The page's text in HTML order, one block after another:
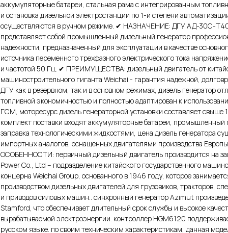
аккумуляторные батареи, стальная рама с интегрированным
и остановка дизельной электростанции по 1-й степени
осуществляются в ручном режиме. ✔ НАЗНАЧЕНИЕ: ДГУ АД-30С-
представляет собой промышленный дизельный генератор
надежности, предназначенный для эксплуатации в качестве
источника переменного трехфазного электрического тока
и частотой 50 Гц. ✔ ПРЕИМУЩЕСТВА: дизельный двигатель от
машиностроительного гиганта Weichai - гарантия надежной,
ДГУ как в резервном, так и в основном режимах, дизель генератор
топливной экономичностью и полностью адаптирован к
ГСМ, моторесурс дизель генераторной установки составляет свыше
комплект поставки входят аккумуляторные батареи, промышленный
заправка технологическими жидкостями, цена дизель генератора
импортных аналогов, оснащенных двигателями производства
ОСОБЕННОСТИ: первичный дизельный двигатель производится на
Power Co., Ltd – подразделение китайского государственного
концерна Weichai Group, основанного в 1946 году, которое
производством дизельных двигателей для грузовиков, тракторов,
и приводов силовых машин.. синхронный генератор Azimut
Stamford, что обеспечивает длительный срок службы и высокое
вырабатываемой электроэнергии. контроллер HGM6120
русском языке. по своим техническим характеристикам, данная